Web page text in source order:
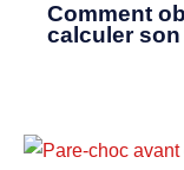
Comment
calculer son